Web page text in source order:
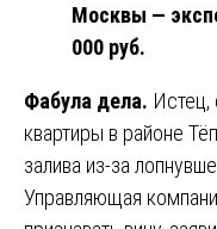
Москвы —
000 руб.
Фабула дела. Истец,
квартиры в районе
залива из-за
Управляющая